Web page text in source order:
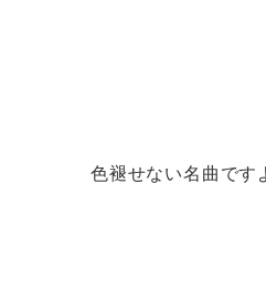
色褪せない名曲です